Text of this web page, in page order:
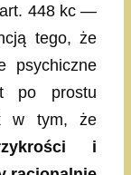
448 kc —
tego, że
psychiczne
po prostu
w tym, że
i